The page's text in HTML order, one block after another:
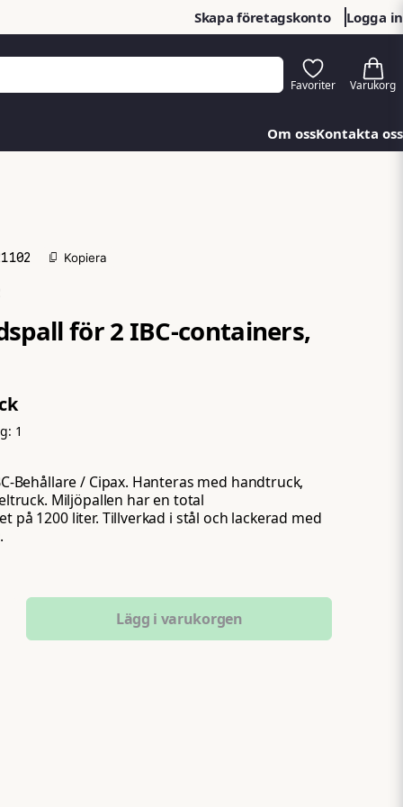
Skapa företagskonto Logga in
Om ossKontakta oss
Kopiera
för 2 IBC-containers,
1
Behållare / Cipax. Hanteras med handtruck,
Miljöpallen har en total
på 1200 liter. Tillverkad i stål och lackerad med
Lägg i varukorgen